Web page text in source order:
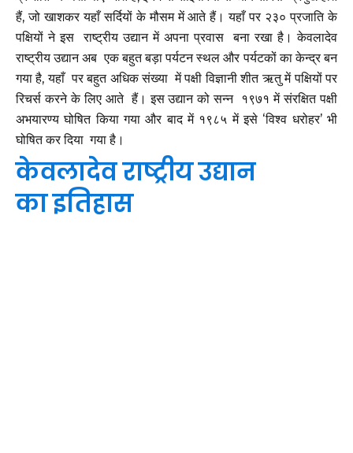
हैं, जो खाशकर यहाँ सर्दियों के मौसम में आते हैं। यहाँ पर २३० प्रजाति के
पक्षियों ने इस राष्ट्रीय उद्यान में अपना प्रवास बना रखा है। केवलादेव
राष्ट्रीय उद्यान अब एक बहुत बड़ा पर्यटन स्थल और पर्यटकों का केन्द्र बन
गया है, यहाँ पर बहुत अधिक संख्या में पक्षी विज्ञानी शीत ऋतु में पक्षियों पर
रिचर्स करने के लिए आते हैं। इस उद्यान को सन्न १९७१ में संरक्षित पक्षी
अभयारण्य घोषित किया गया और बाद में १९८५ में इसे ‘विश्व धरोहर’ भी
घोषित कर दिया गया है।
केवलादेव राष्ट्रीय उद्यान
काइतिहास